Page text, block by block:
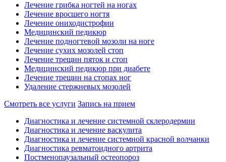
Лечение грибка ногтей на ногах
Лечение вросшего ногтя
Лечение ониходистрофии
Медицинский педикюр
Лечение подногтевой мозоли на ноге
Лечение сухих мозолей стоп
Лечение трещин пяток и стоп
Медицинский педикюр при диабете
Лечение трещин на стопах ног
Удаление стержневых мозолей
Смотреть все услуги Запись на прием
Диагностика и лечение системной склеродермии
Диагностика и лечение васкулита
Диагностика и лечение системной красной волчанки
Диагностика ревматоидного артрита
Постменопаузальный остеопороз